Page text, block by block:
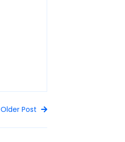
Older Post